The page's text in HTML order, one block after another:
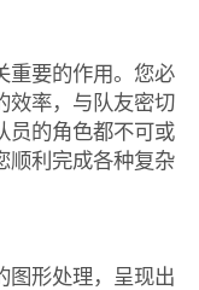
重要的作用。您必
效率，与队友密切
员的角色都不可或
顺利完成各种复杂
图形处理，呈现出